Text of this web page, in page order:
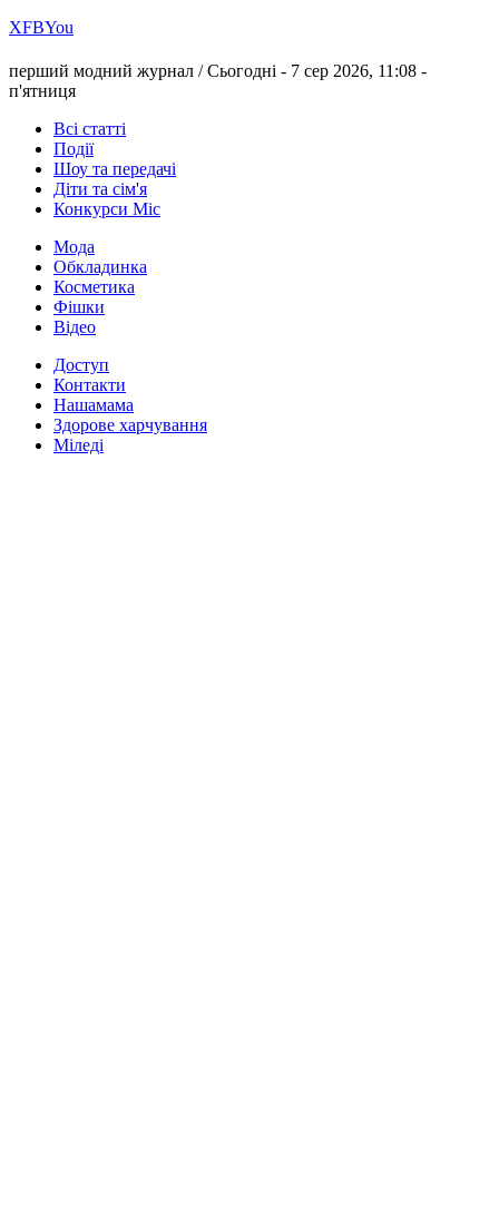
ХFBYou
перший модний журнал /Сьогодні - 7 сер 2026, 11:08 -
п'ятниця
Всі статті
Події
Шоу та передачі
Діти та сім'я
Конкурси Міс
Мода
Обкладинка
Косметика
Фішки
Відео
Доступ
Контакти
Нашамама
Здорове харчування
Міледі